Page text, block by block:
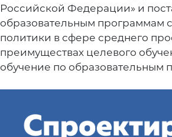
Российской Федерации» и
образовательным программам
политики в сфере среднего
преимуществах целевого
обучение по образовательным